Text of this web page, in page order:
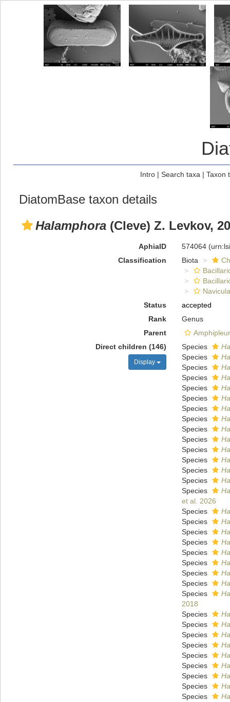
Intro| Search taxa | Taxon
DiatomBase taxon details
Halamphora (Cleve) Z. Levkov,
AphiaID 574064
Classification
Biota
Status
accepted
Rank
Genus
Parent
Direct children (146)
Display
Species
Species
Species
Species
Species
Species
Species
Species
Species
Species
Species
Species
Species
Species
Species
et al. 2026
Species
Species
Species
Species
Species
Species
Species
Species
Species
2018
Species
Species
Species
Species
Species
Species
Species
Species
Species